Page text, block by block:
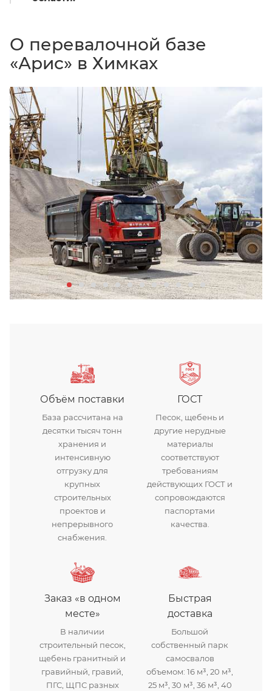
О перевалочной базе
«Арис» в Химках
Объём поставки
База рассчитана на
десятки тысяч тонн
хранения и
интенсивную
отгрузку для
крупных
строительных
проектов и
непрерывного
снабжения.
ГОСТ
Песок, щебень и
другие нерудные
материалы
соответствуют
требованиям
действующих ГОСТ и
сопровождаются
паспортами
качества.
Заказ «в одном
месте»
В наличии
строительный песок,
щебень гранитный и
гравийный, гравий,
ПГС, ЩПС разных
Быстрая
доставка
Большой
собственный парк
самосвалов
объемом: 16 м³, 20 м³,
25 м³, 30 м³, 36 м³, 40